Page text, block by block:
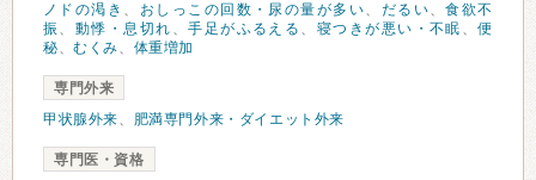
ノドの渇き 、 おしっこの回数・尿の量が多い、 だるい、食欲不
振 、 動悸・息切れ 、手足がふるえる 、 寝つきが悪い・不眠 、便
秘、むくみ、 体重増加
専門外来
甲状腺外来、 肥満専門外来・ダイエット外来
専門医・資格